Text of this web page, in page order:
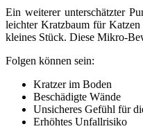
Ein weiterer unterschätzter
leichter Kratzbaum für
kleines Stück. Diese Mikro-
Folgen können sein:
Kratzer im Boden
Beschädigte Wände
Unsicheres Gefühl für
Erhöhtes Unfallrisiko